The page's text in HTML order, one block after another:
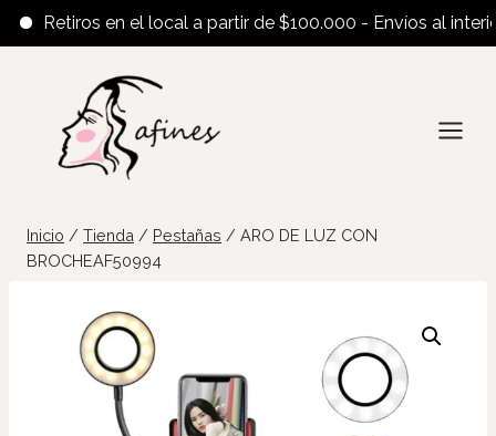
Retiros en el local a partir de $100.000 - Envíos al interior
contenido
Inicio / Tienda / Pestañas / ARO DE LUZ CON
BROCHEAF50994